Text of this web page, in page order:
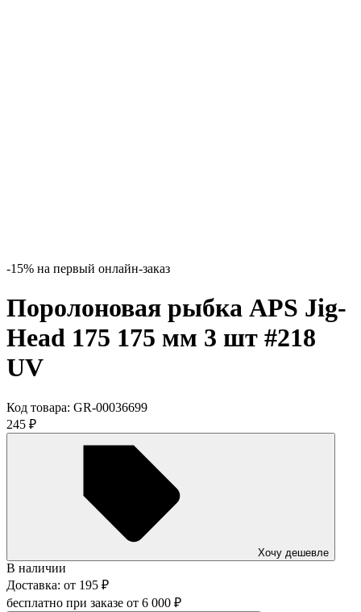
-15% на первый онлайн-заказ
Поролоновая рыбка APS Jig-
Head 175 175 мм 3 шт #218
UV
Код товара: GR-00036699
245 ₽
Хочу дешевле
В наличии
Доставка: от 195 ₽
бесплатно при заказе от 6 000 ₽